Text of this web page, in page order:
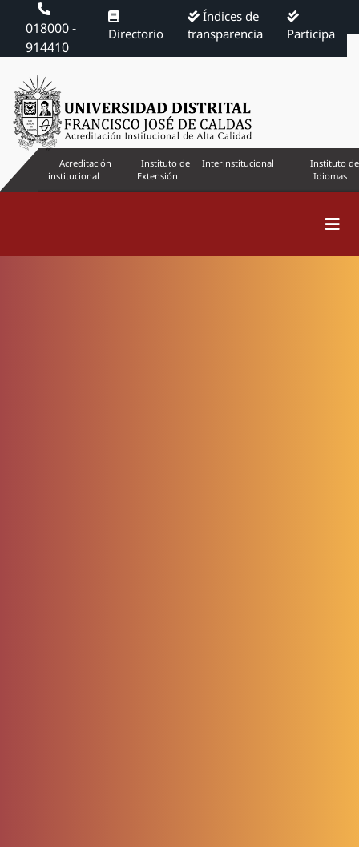
018000 -
914410
Directorio
Índices de
transparencia
Participa
Acreditación
institucional
Instituto de
Extensión
Interinstitucional
Instituto de
Idiomas